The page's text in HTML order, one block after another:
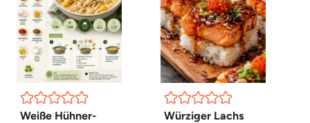
Weiße Hühner-
Würziger Lachs